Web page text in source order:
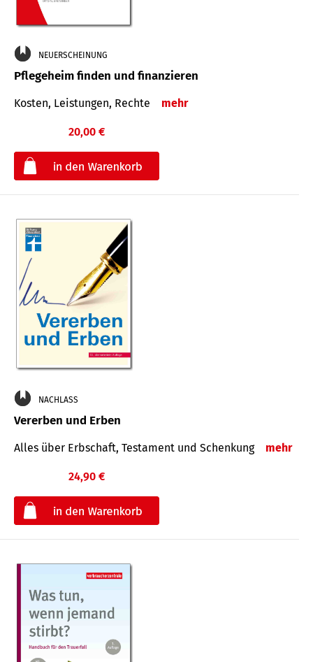
NEUERSCHEINUNG
Pflegeheim finden und finanzieren
Kosten, Leistungen, Rechte mehr
20,00 €
NACHLASS
Vererben und Erben
Alles über Erbschaft, Testament und Schenkung mehr
24,90 €